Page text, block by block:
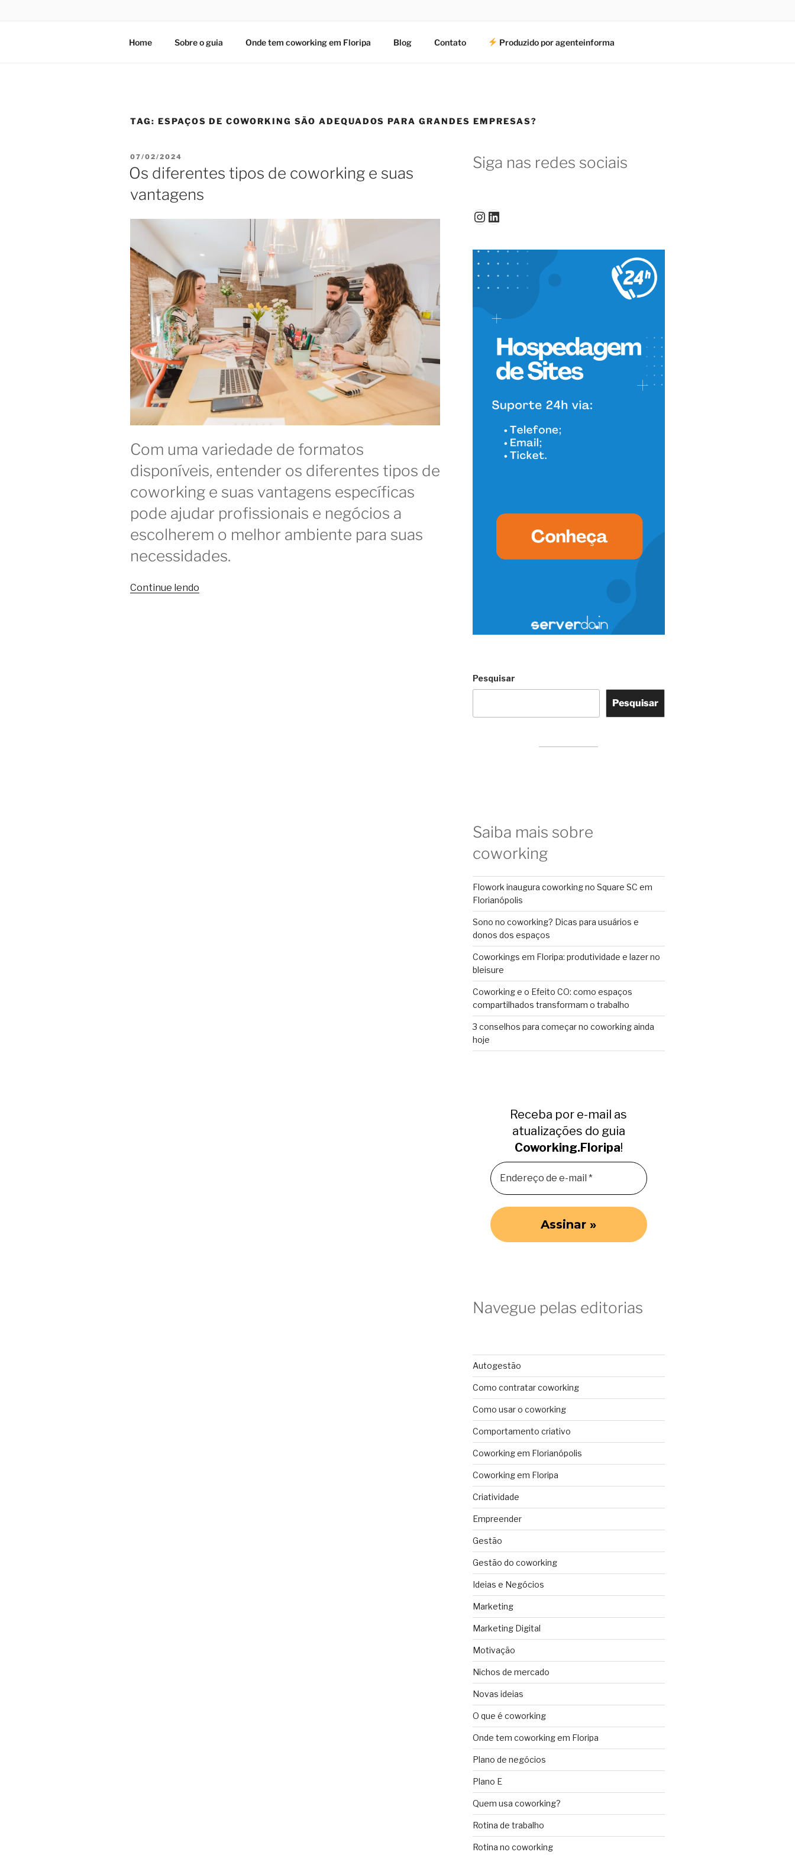
Home Sobre o guia Onde tem coworking em Floripa Blog Contato Produzido por agenteinforma
TAG: ESPAÇOS DE COWORKING SÃO ADEQUADOS PARA GRANDES EMPRESAS?
PUBLICADO
EM
07/02/2024
Os diferentes tipos de coworking e suas
vantagens
Com uma variedade de formatos
disponíveis, entender os diferentes tipos de
coworking e suas vantagens específicas
pode ajudar profissionais e negócios a
escolherem o melhor ambiente para suas
necessidades.
Continue lendo
Siga nas redes sociais
Instagram
LinkedIn
Pesquisar
Pesquisar
Saiba mais sobre
coworking
Flowork inaugura coworking no Square SC em
Florianópolis
Sono no coworking? Dicas para usuários e
donos dos espaços
Coworkings em Floripa: produtividade e lazer no
bleisure
Coworking e o Efeito CO: como espaços
compartilhados transformam o trabalho
3 conselhos para começar no coworking ainda
hoje
Receba por e-mail as
atualizações do guia
Coworking.Floripa!
Navegue pelas editorias
Autogestão
Como contratar coworking
Como usar o coworking
Comportamento criativo
Coworking em Florianópolis
Coworking em Floripa
Criatividade
Empreender
Gestão
Gestão do coworking
Ideias e Negócios
Marketing
Marketing Digital
Motivação
Nichos de mercado
Novas ideias
O que é coworking
Onde tem coworking em Floripa
Plano de negócios
Plano E
Quem usa coworking?
Rotina de trabalho
Rotina no coworking